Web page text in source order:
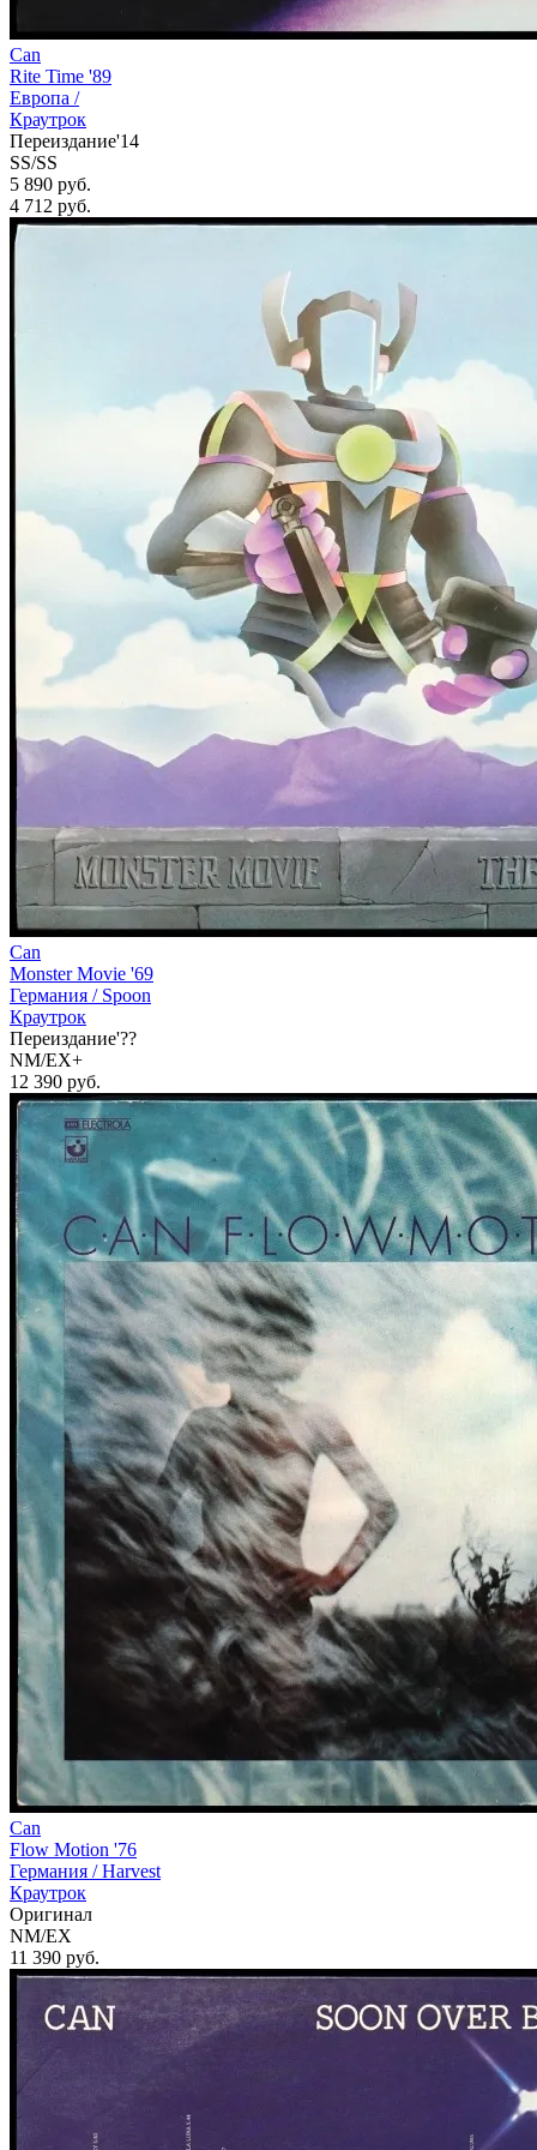
Can
Rite Time '89
Европа /
Краутрок
Переиздание'14
SS/SS
5 890 руб.
4 712 руб.
Can
Monster Movie '69
Германия / Spoon
Краутрок
Переиздание'??
NM/EX+
12 390 руб.
Can
Flow Motion '76
Германия /Harvest
Краутрок
Оригинал
NM/EX
11 390 руб.